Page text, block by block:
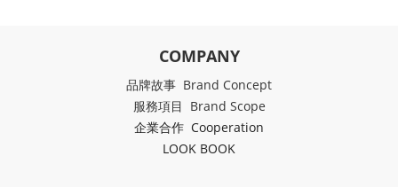
COMPANY
品牌故事 Brand Concept
服務項目 Brand Scope
企業合作 Cooperation
LOOK BOOK